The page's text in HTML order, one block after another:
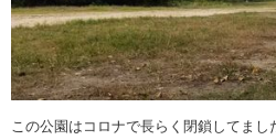
この公園はコロナで長らく閉鎖してまし